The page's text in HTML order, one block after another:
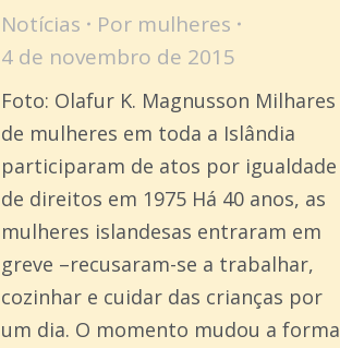
Notícias Por mulheres
4 de novembro de 2015
Foto: Olafur K. Magnusson Milhares
de mulheres em toda a Islândia
participaram de atos por igualdade
de direitos em 1975 Há 40 anos, as
mulheres islandesas entraram em
greve –recusaram-se a trabalhar,
cozinhar e cuidar das crianças por
um dia. O momento mudou a forma